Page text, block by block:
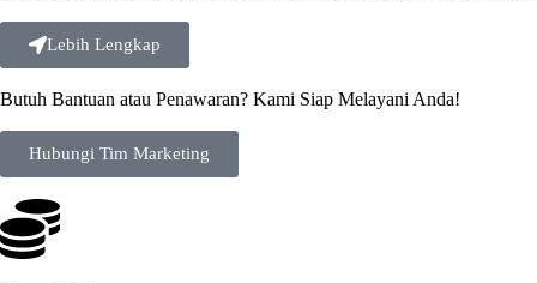
Lebih Lengkap
Butuh Bantuan atau Penawaran? Kami Siap Melayani Anda!
Hubungi Tim Marketing